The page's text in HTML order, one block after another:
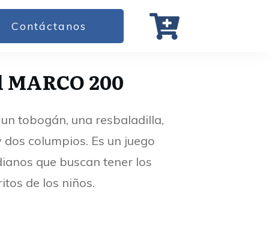
Contáctanos
200
tobogán, una resbaladilla,
columpios. Es un juego
que buscan tener los
de los niños.